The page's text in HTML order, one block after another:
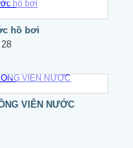
hồ bơi
VIÊN NƯỚC